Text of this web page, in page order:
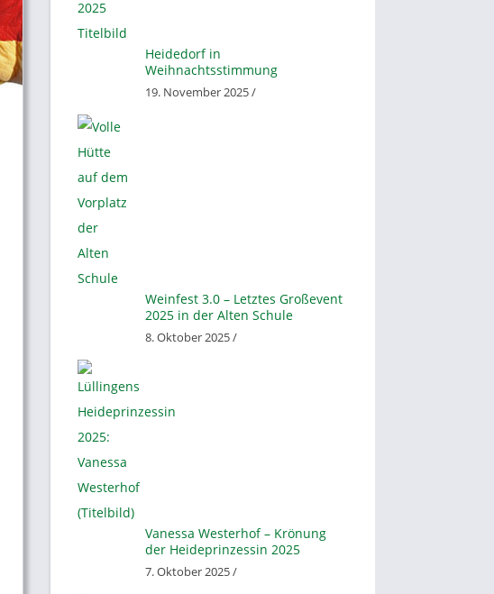
Heidedorf in
Weihnachtsstimmung
19. November 2025 /
Weinfest 3.0 – Letztes Großevent
2025 in der Alten Schule
8. Oktober 2025 /
Vanessa Westerhof – Krönung
der Heideprinzessin 2025
7. Oktober 2025 /